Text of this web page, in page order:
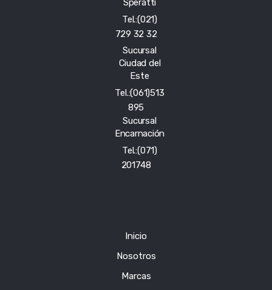
Speratti
Tel.:(021)
729 32 32
Sucursal
Ciudad del
Este
Tel.:(061)513
895
Sucursal
Encarnación
Tel.:(071)
201748
Inicio
Nosotros
Marcas